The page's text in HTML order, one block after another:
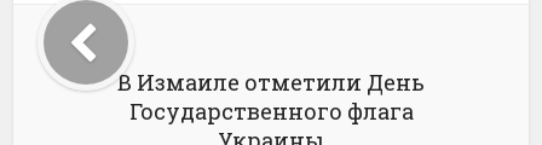
В Измаиле отметили День
Государственного флага